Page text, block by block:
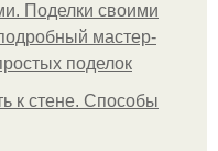
Поделки своими
мастер-
поделок
к стене. Способы